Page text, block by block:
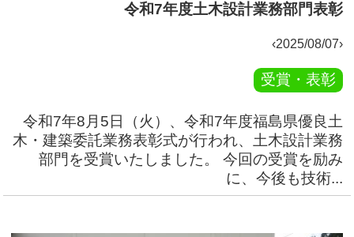
令和7年度土木設計業務部門表彰
‹2025/08/07›
受賞・表彰
令和7年8月5日（火）、令和7年度福島県優良土
木・建築委託業務表彰式が行われ、土木設計業務
部門を受賞いたしました。 今回の受賞を励み
に、今後も技術...